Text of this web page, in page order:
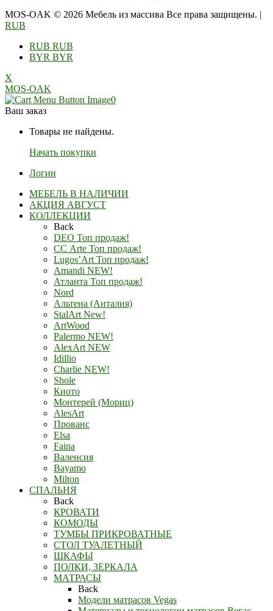
MOS-OAK © 2026 Мебель из массива Все права защищены. |
RUB
RUB RUB
BYR BYR
X
MOS-OAK
0
Ваш заказ
Товары не найдены.
Начать покупки
Логин
МЕБЕЛЬ В НАЛИЧИИ
АКЦИЯ АВГУСТ
КОЛЛЕКЦИИ
Back
DEO Топ продаж!
СС Arte Топ продаж!
Lugos’Art Топ продаж!
Amandi NEW!
Атланта Топ продаж!
Nord
Альтена (Анталия)
StalArt New!
ArtWood
Palermo NEW!
AlexArt NEW
Idillio
Charlie NEW!
Shole
Киото
Монтерей (Мориц)
AlesArt
Прованс
Elsa
Faina
Валенсия
Bayamo
Milton
СПАЛЬНЯ
Back
КРОВАТИ
КОМОДЫ
ТУМБЫ ПРИКРОВАТНЫЕ
СТОЛ ТУАЛЕТНЫЙ
ШКАФЫ
ПОЛКИ, ЗЕРКАЛА
МАТРАСЫ
Back
Модели матрасов Vegas